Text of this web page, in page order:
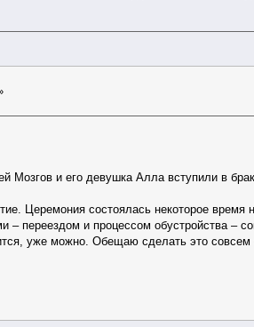
Мозгов и его девушка Алла вступили в
Церемония состоялась некоторое время
– переездом и процессом обустройства –
уже можно. Обещаю сделать это